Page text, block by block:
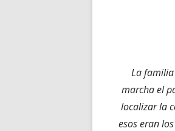
La
marcha el
localizar la
esos eran